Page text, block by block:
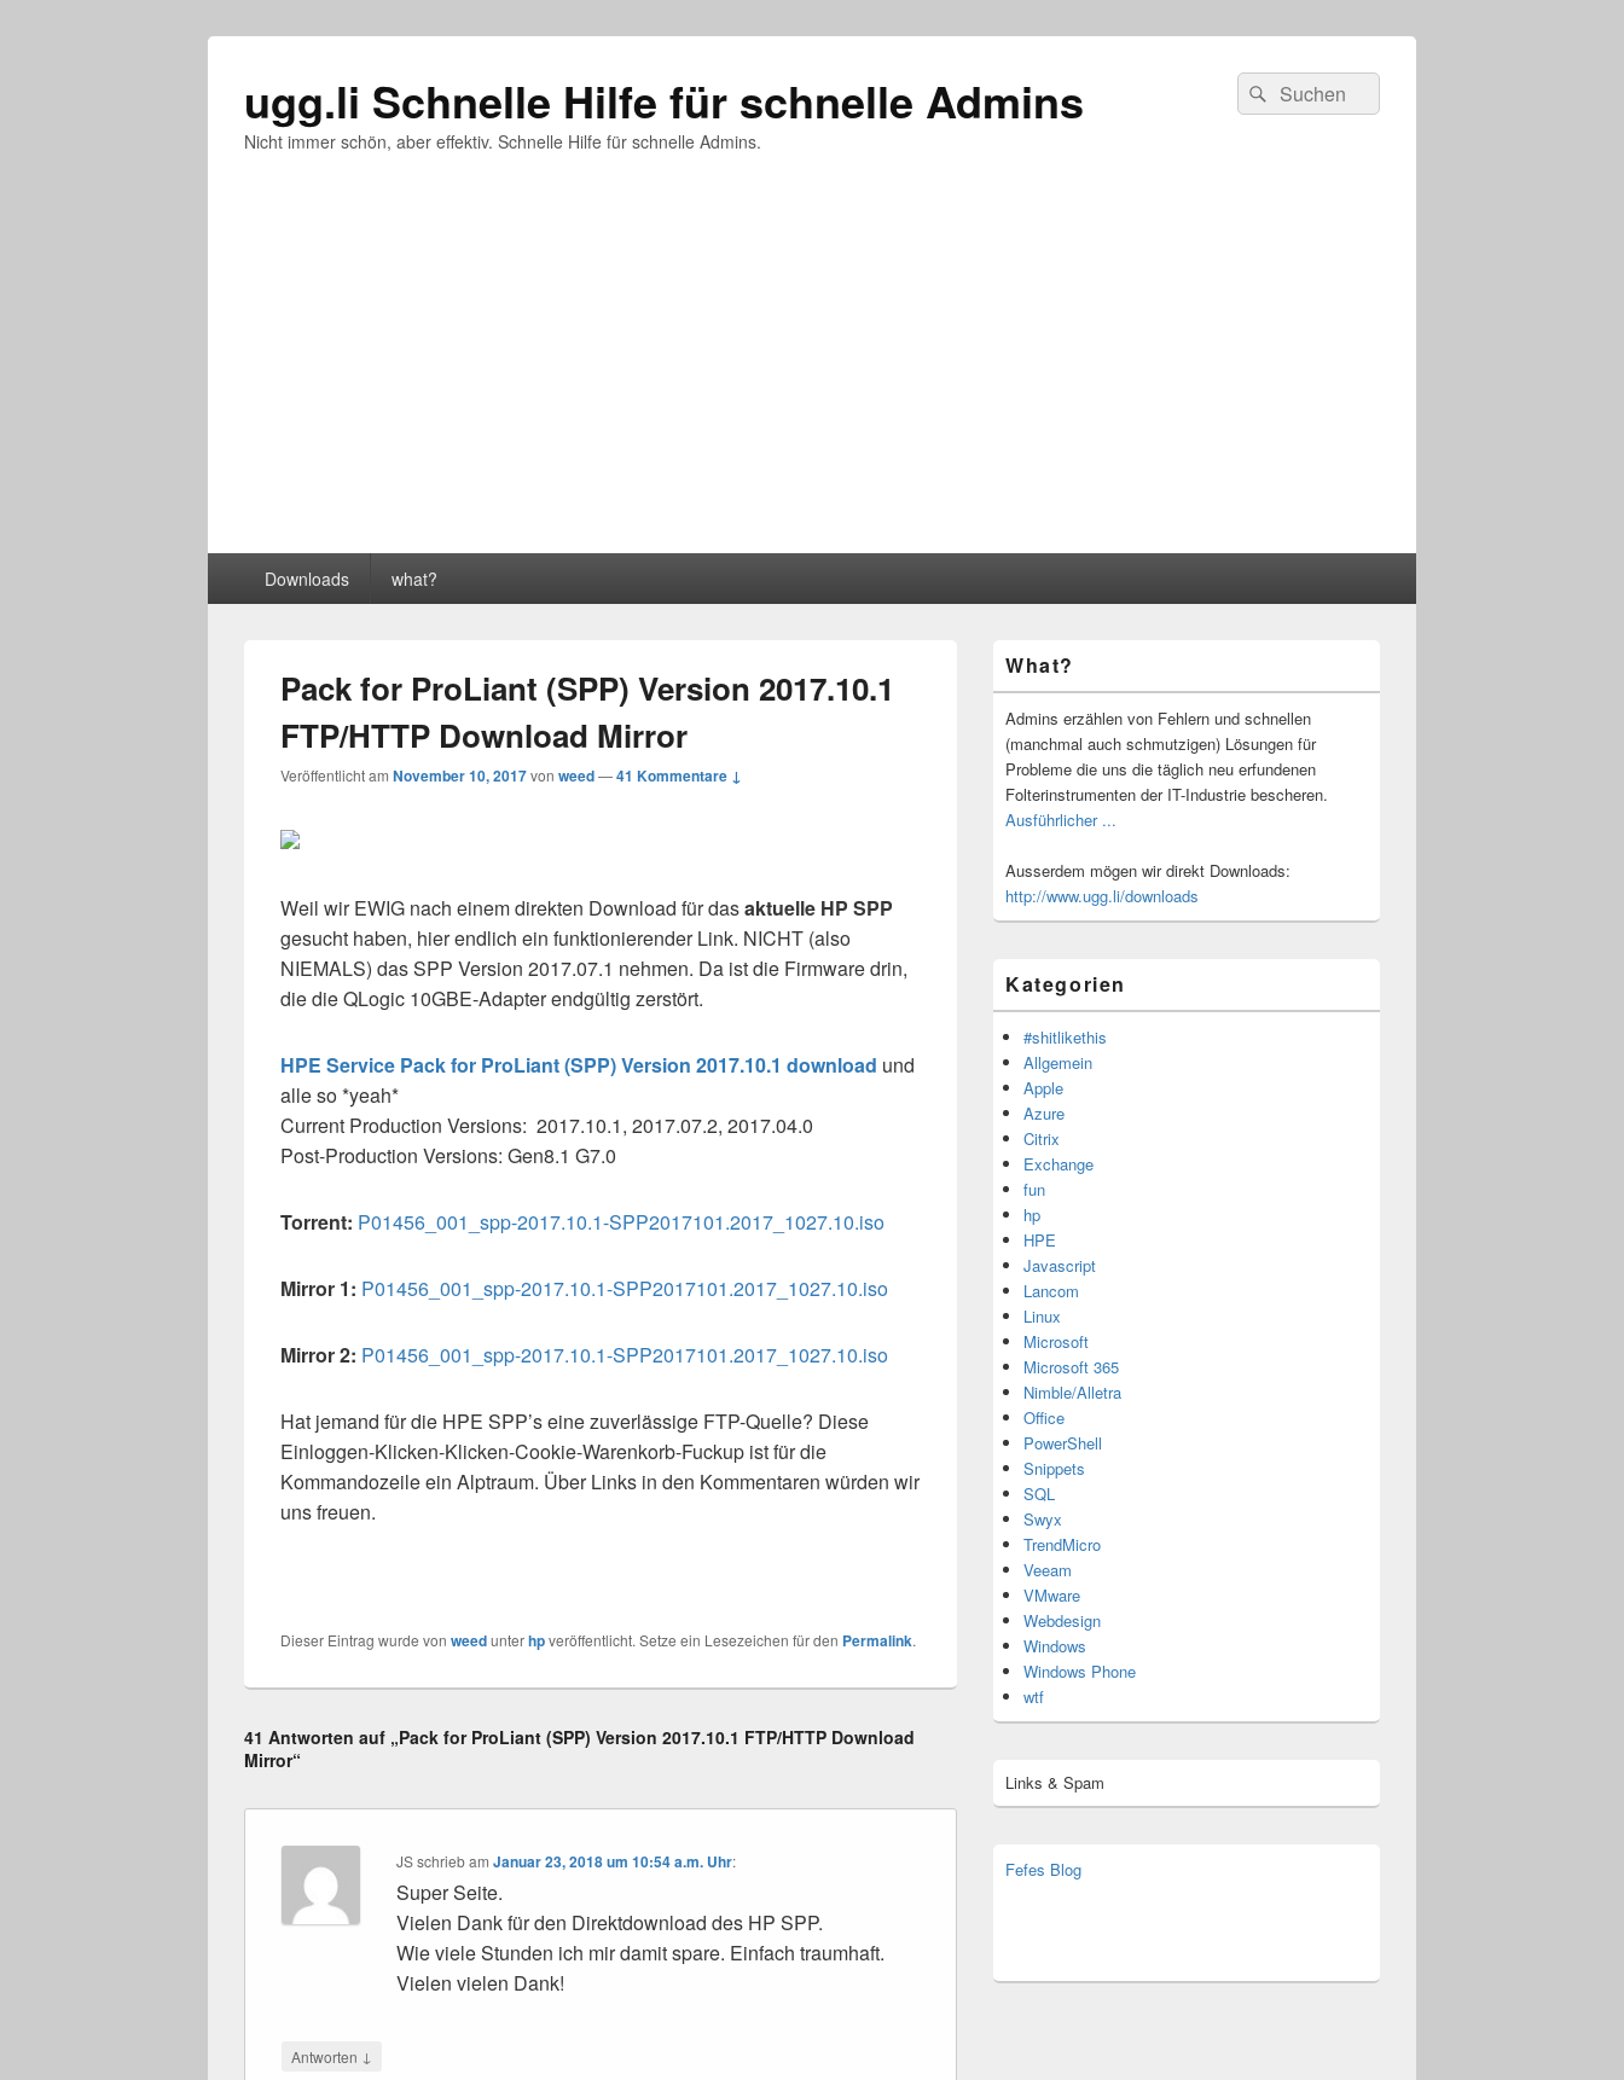
ugg.li Schnelle Hilfe für schnelle Admins
Nicht immer schön, aber effektiv. Schnelle Hilfe für schnelle Admins.
Suchen
nach:
Suchen
Downloads what?
Pack for ProLiant (SPP) Version 2017.10.1
FTP/HTTP Download Mirror
Veröffentlicht am November 10, 2017von weed—41 Kommentare ↓
Weil wir EWIG nach einem direkten Download für dasaktuelle HP SPP
gesucht haben, hier endlich ein funktionierender Link. NICHT (also
NIEMALS) das SPP Version 2017.07.1 nehmen. Da ist die Firmware drin,
die die QLogic 10GBE-Adapter endgültig zerstört.
HPE Service Pack for ProLiant (SPP) Version 2017.10.1 download und
alle so *yeah*
Current Production Versions: 2017.10.1, 2017.07.2, 2017.04.0
Post-Production Versions: Gen8.1 G7.0
Torrent: P01456_001_spp-2017.10.1-SPP2017101.2017_1027.10.iso
Mirror 1: P01456_001_spp-2017.10.1-SPP2017101.2017_1027.10.iso
Mirror 2: P01456_001_spp-2017.10.1-SPP2017101.2017_1027.10.iso
Hat jemand für die HPE SPP’s eine zuverlässige FTP-Quelle? Diese
Einloggen-Klicken-Klicken-Cookie-Warenkorb-Fuckup ist für die
Kommandozeile ein Alptraum. Über Links in den Kommentaren würden wir
uns freuen.
Dieser Eintrag wurde von weedunterhpveröffentlicht. Setze ein Lesezeichen für den Permalink.
41 Antworten auf „Pack for ProLiant (SPP) Version 2017.10.1 FTP/HTTP Download
Mirror“
JSschriebamJanuar 23, 2018 um 10:54 a.m. Uhr:
Super Seite.
Vielen Dank für den Direktdownload des HP SPP.
Wie viele Stunden ich mir damit spare. Einfach traumhaft.
Vielen vielen Dank!
Antworten ↓
Seitenleisten-
Widgetbereich
What?
Admins erzählen von Fehlern und schnellen
(manchmal auch schmutzigen) Lösungen für
Probleme die uns die täglich neu erfundenen
Folterinstrumenten der IT-Industrie bescheren.
Ausführlicher ...
Ausserdem mögen wir direkt Downloads:
http://www.ugg.li/downloads
Kategorien
#shitlikethis
Allgemein
Apple
Azure
Citrix
Exchange
fun
hp
HPE
Javascript
Lancom
Linux
Microsoft
Microsoft 365
Nimble/Alletra
Office
PowerShell
Snippets
SQL
Swyx
TrendMicro
Veeam
VMware
Webdesign
Windows
Windows Phone
wtf
Links & Spam
Fefes Blog